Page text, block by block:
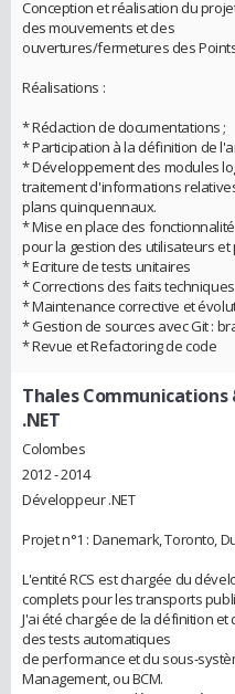
Conception et réalisation du
des mouvements et des
ouvertures/fermetures des
Réalisations :
* Rédaction de documentations ;
* Participation à la définition de
* Développement des modules
traitement d'informations
plans quinquennaux.
* Mise en place des
pour la gestion des utilisateurs et
* Ecriture de tests unitaires
* Corrections des faits techniques
* Maintenance corrective et
* Gestion de sources avec Git :
* Revue et Refactoring de code
Thales Communications
.NET
Colombes
2012 - 2014
Développeur .NET
Projet n°1 : Danemark, Toronto,
L'entité RCS est chargée du
complets pour les transports
J'ai été chargée de la définition
des tests automatiques
de performance et du sous-
Management, ou BCM.